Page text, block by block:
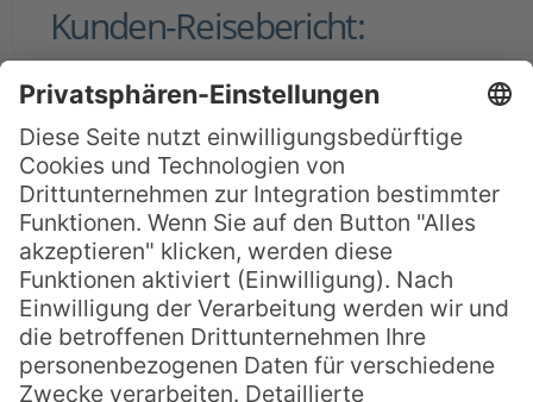
Kunden-Reisebericht:
Neuseeland & Französisch
Polynesien Mai 2019
Wir hatten eine Woche Rundreise mit
PKW und Bed&Breakfast über
Neuseeland-Nordinsel gebucht. Nach der
Übergabe des Fahrzeugs gleich Richtung
Süden gestartet; Besuch der Waitomo
Caves, Fahrt zum Mount Taranaki, dann